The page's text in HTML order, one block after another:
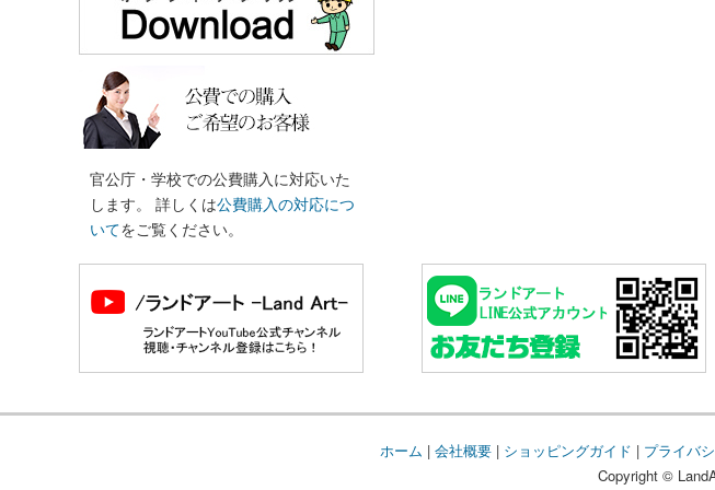
官公庁・学校での公費購入に対応いた
します。 詳しくは公費購入の対応につ
いてをご覧ください。
ホーム | 会社概要| ショッピングガイド | プライバ
Copyright ©